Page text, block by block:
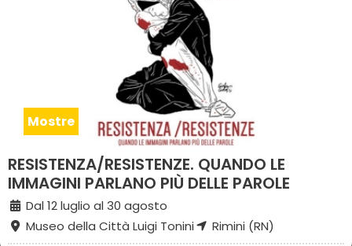
Mostre
RESISTENZA/RESISTENZE. QUANDO LE
IMMAGINI PARLANO PIÙ DELLE PAROLE
Dal 12 luglio al 30 agosto
Museo della Città Luigi Tonini
Rimini (RN)